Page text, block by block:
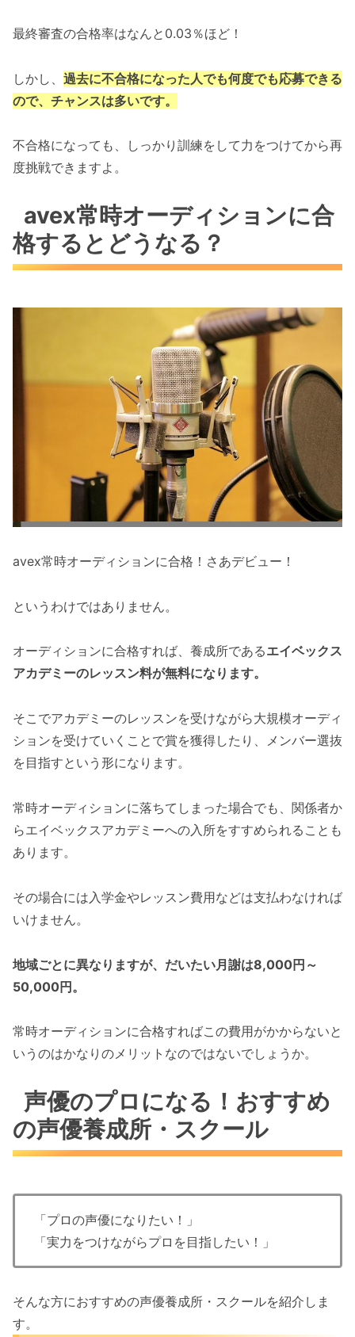
最終審査の合格率はなんと0.03％ほど！
しかし、 過去に不合格になった人でも何度でも応募できる
ので、チャンスは多いです。
不合格になっても、しっかり訓練をして力をつけてから再
度挑戦できますよ。
avex常時オーディションに合
格するとどうなる？
avex常時オーディションに合格！さあデビュー！
というわけではありません。
オーディションに合格すれば、養成所であるエイベックス
アカデミーのレッスン料が無料になります。
そこでアカデミーのレッスンを受けながら大規模オーディ
ションを受けていくことで賞を獲得したり、メンバー選抜
を目指すという形になります。
常時オーディションに落ちてしまった場合でも、関係者か
らエイベックスアカデミーへの入所をすすめられることも
あります。
その場合には入学金やレッスン費用などは支払わなければ
いけません。
地域ごとに異なりますが、だいたい月謝は8,000円～
50,000円。
常時オーディションに合格すればこの費用がかからないと
いうのはかなりのメリットなのではないでしょうか。
声優のプロになる！おすすめ
の声優養成所・スクール
「プロの声優になりたい！」
「実力をつけながらプロを目指したい！」
そんな方におすすめの声優養成所・スクールを紹介しま
す。